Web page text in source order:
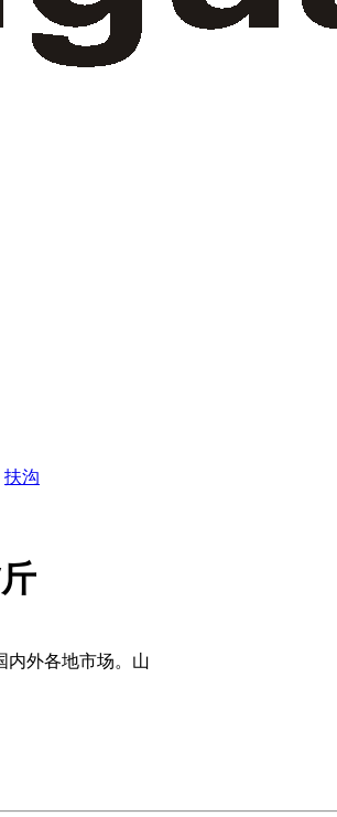
扶沟
内外各地市场。山